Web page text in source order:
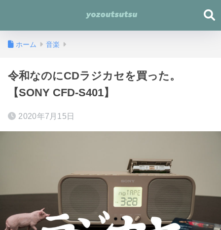
ホーム 音楽
令和なのにCDラジカセを買った。
【SONY CFD-S401】
2020年7月15日